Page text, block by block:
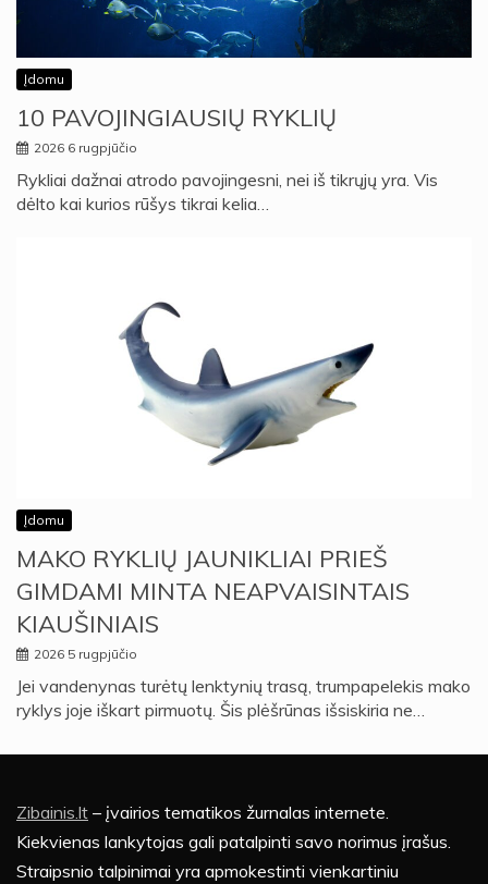
Įdomu
10 PAVOJINGIAUSIŲ RYKLIŲ
2026 6 rugpjūčio
Rykliai dažnai atrodo pavojingesni, nei iš tikrųjų yra. Vis
dėlto kai kurios rūšys tikrai kelia…
Įdomu
MAKO RYKLIŲ JAUNIKLIAI PRIEŠ
GIMDAMI MINTA NEAPVAISINTAIS
KIAUŠINIAIS
2026 5 rugpjūčio
Jei vandenynas turėtų lenktynių trasą, trumpapelekis mako
ryklys joje iškart pirmuotų. Šis plėšrūnas išsiskiria ne…
Zibainis.lt – įvairios tematikos žurnalas internete.
Kiekvienas lankytojas gali patalpinti savo norimus įrašus.
Straipsnio talpinimai yra apmokestinti vienkartiniu